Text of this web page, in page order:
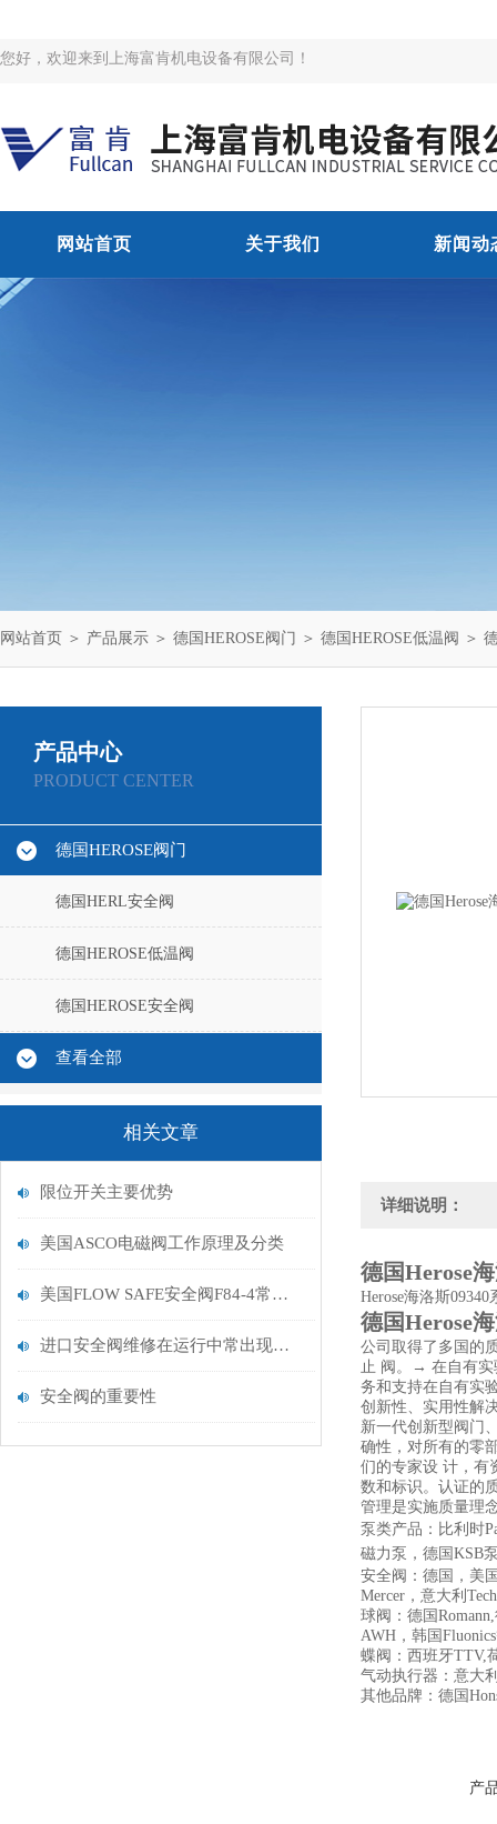
您好，欢迎来到上海富肯机电设备有限公司！
网站首页 关于我们 新闻动
网站首页 ＞ 产品展示 ＞ 德国HEROSE阀门 ＞ 德国HEROSE低温阀 ＞
产品中心
PRODUCT CENTER
德国HEROSE阀门
德国HERL安全阀
德国HEROSE低温阀
德国HEROSE安全阀
查看全部
相关文章
限位开关主要优势
美国ASCO电磁阀工作原理及分类
美国FLOW SAFE安全阀F84-4常用型号
进口安全阀维修在运行中常出现的故障原因及维修解决方法进行解析
安全阀的重要性
详细说明：
德国Herose
Herose海洛斯
德国Herose
公司取得了多国的
止 阀。→ 在自有
务和支持在自有实
创新性、实用性解
新一代创新型阀门
确性，对所有的零
们的专家设 计，有
数和标识。认证的
管理是实施质量理
泵类产品：比利时
磁力泵，德国KSB
安全阀：德国，美
Mercer，意大利
球阀：德国
AWH，韩国
蝶阀：西班牙TTV,
气动执行器：意大
其他品牌：德国
产